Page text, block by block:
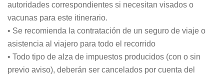
autoridades correspondientes si necesitan visados o
vacunas para este itinerario.
• Se recomienda la contratación de un seguro de viaje o
asistencia al viajero para todo el recorrido
• Todo tipo de alza de impuestos producidos (con o sin
previo aviso), deberán ser cancelados por cuenta del